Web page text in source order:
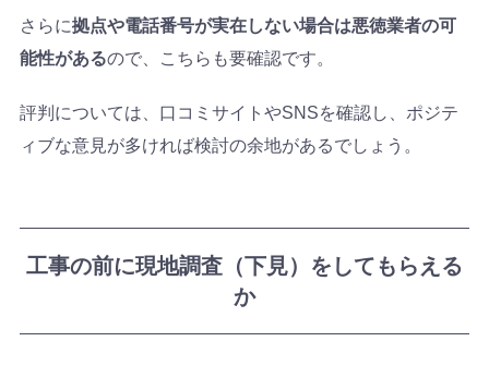
さらに拠点や電話番号が実在しない場合は悪徳業者の可
能性があるので、こちらも要確認です。
評判については、口コミサイトやSNSを確認し、ポジテ
ィブな意見が多ければ検討の余地があるでしょう。
工事の前に現地調査（下見）をしてもらえる
か